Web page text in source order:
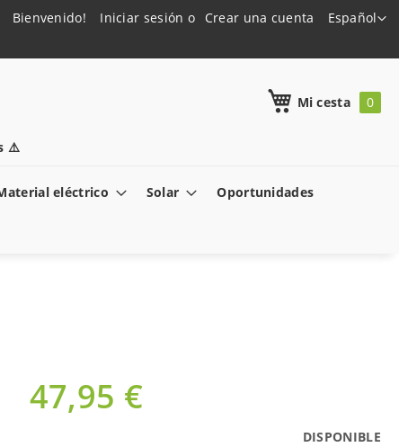
Lenguaje
Español
Bienvenido! Iniciar sesión Crear una cuenta
⚠️
Mi cesta
eléctrico Solar Oportunidades
47,95 €
DISPONIBLE